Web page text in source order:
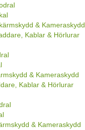
& Kameraskydd
Kablar & Hörlurar
& Kameraskydd
Kablar & Hörlurar
& Kameraskydd